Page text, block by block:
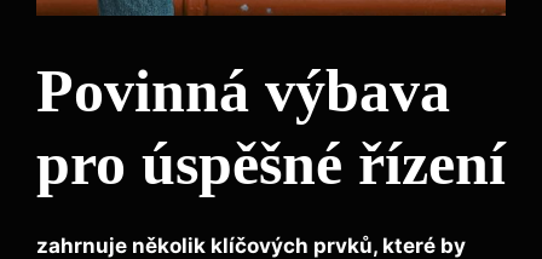
Povinná výbava
pro úspěšné řízení
zahrnuje několik klíčových prvků, které by